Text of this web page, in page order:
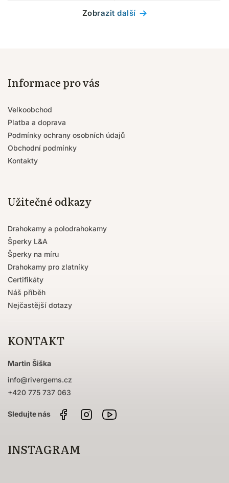
Zobrazit další
Informace pro vás
Velkoobchod
Platba a doprava
Podmínky ochrany osobních údajů
Obchodní podmínky
Kontakty
Užitečné odkazy
Drahokamy a polodrahokamy
Šperky L&A
Šperky na míru
Drahokamy pro zlatníky
Certifikáty
Náš příběh
Nejčastější dotazy
KONTAKT
Martin Šiška
info@rivergems.cz
+420 775 737 063
FacebookInstagram
INSTAGRAM